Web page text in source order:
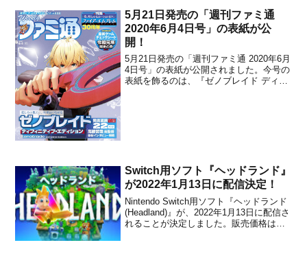
59分までは割引価格で購入することがで
きます...
5月21日発売の「週刊ファミ通
2020年6月4日号」の表紙が公
開！
5月21日発売の「週刊ファミ通 2020年6月
4日号」の表紙が公開されました。今号の
表紙を飾るのは、『ゼノブレイド ディフ
Switch用ソフト『ヘッドランド』
が2022年1月13日に配信決定！
Nintendo Switch用ソフト『ヘッドランド
(Headland)』が、2022年1月13日に配信さ
れることが決定しました。販売価格は